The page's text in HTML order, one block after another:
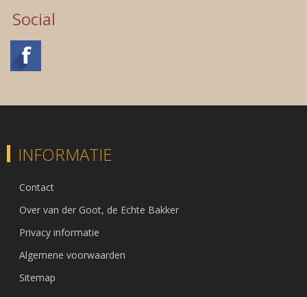
Social
INFORMATIE
Contact
Over van der Goot, de Echte Bakker
Privacy informatie
Algemene voorwaarden
Sitemap